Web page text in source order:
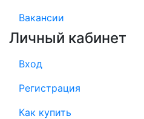
Вакансии
Личный кабинет
Вход
Регистрация
Как купить